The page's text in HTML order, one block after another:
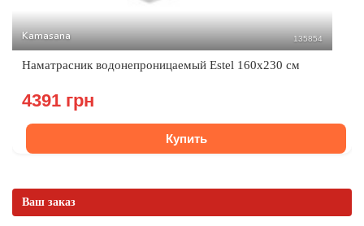
Kamasana 135854
Наматрасник водонепроницаемый Estel 160x230 см
4391 грн
Купить
Ваш заказ